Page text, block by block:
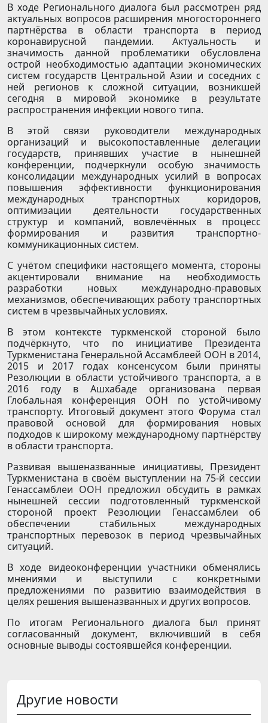
В ходе Регионального диалога был рассмотрен ряд
актуальных вопросов расширения многостороннего
партнёрства в области транспорта в период
коронавирусной пандемии. Актуальность и
значимость данной проблематики обусловлена
острой необходимостью адаптации экономических
систем государств Центральной Азии и соседних с
ней регионов к сложной ситуации, возникшей
сегодня в мировой экономике в результате
распространения инфекции нового типа.
В этой связи руководители международных
организаций и высокопоставленные делегации
государств, принявших участие в нынешней
конференции, подчеркнули особую значимость
консолидации международных усилий в вопросах
повышения эффективности функционирования
международных транспортных коридоров,
оптимизации деятельности государственных
структур и компаний, вовлечённых в процесс
формирования и развития транспортно-
коммуникационных систем.
С учётом специфики настоящего момента, стороны
акцентировали внимание на необходимость
разработки новых международно-правовых
механизмов, обеспечивающих работу транспортных
систем в чрезвычайных условиях.
В этом контексте туркменской стороной было
подчёркнуто, что по инициативе Президента
Туркменистана Генеральной Ассамблеей ООН в 2014,
2015 и 2017 годах консенсусом были приняты
Резолюции в области устойчивого транспорта, а в
2016 году в Ашхабаде организована первая
Глобальная конференция ООН по устойчивому
транспорту. Итоговый документ этого Форума стал
правовой основой для формирования новых
подходов к широкому международному партнёрству
в области транспорта.
Развивая вышеназванные инициативы, Президент
Туркменистана в своём выступлении на 75-й сессии
Генассамблеи ООН предложил обсудить в рамках
нынешней сессии подготовленный туркменской
стороной проект Резолюции Генассамблеи об
обеспечении стабильных международных
транспортных перевозок в период чрезвычайных
ситуаций.
В ходе видеоконференции участники обменялись
мнениями и выступили с конкретными
предложениями по развитию взаимодействия в
целях решения вышеназванных и других вопросов.
По итогам Регионального диалога был принят
согласованный документ, включивший в себя
основные выводы состоявшейся конференции.
Другие новости